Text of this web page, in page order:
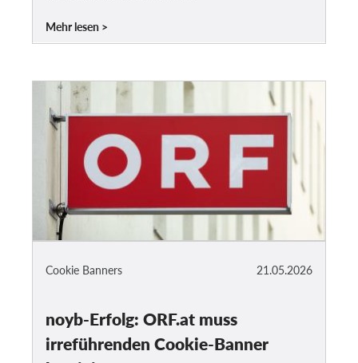
Mehr lesen
21.05.2026
Cookie Banners
noyb-Erfolg: ORF.at muss
irreführenden Cookie-Banner